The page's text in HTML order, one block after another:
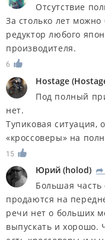
Отсутствие
За столько лет
редуктор любого
производителя.
6
Hostage (
Под полный
нет.
Тупиковая
«кроссоверы» на
15
Юрий (holod) R
Большая часть
продаются на
речи нет о больших
выпускать и хорошо.